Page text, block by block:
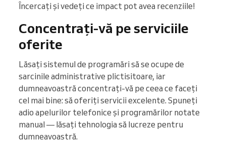
Încercați și vedeți ce impact pot avea recenziile!
Concentrați-vă pe serviciile
oferite
Lăsați sistemul de programări să se ocupe de
sarcinile administrative plictisitoare, iar
dumneavoastră concentrați-vă pe ceea ce faceți
cel mai bine: să oferiți servicii excelente. Spuneți
adio apelurilor telefonice și programărilor notate
manual — lăsați tehnologia să lucreze pentru
dumneavoastră.